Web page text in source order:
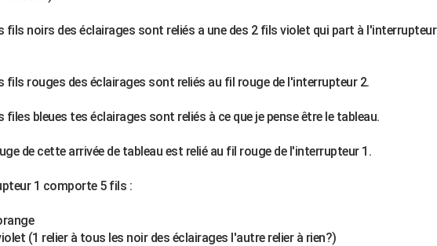
fils noirs des éclairages sont reliés a une des 2 fils violet qui part à l'interrupteur
fils rouges des éclairages sont reliés au fil rouge de l'interrupteur 2.
files bleues tes éclairages sont reliés à ce que je pense être le tableau.
de cette arrivée de tableau est relié au fil rouge de l'interrupteur 1.
1 comporte 5 fils :
(1 relier à tous les noir des éclairages l'autre relier à rien?)